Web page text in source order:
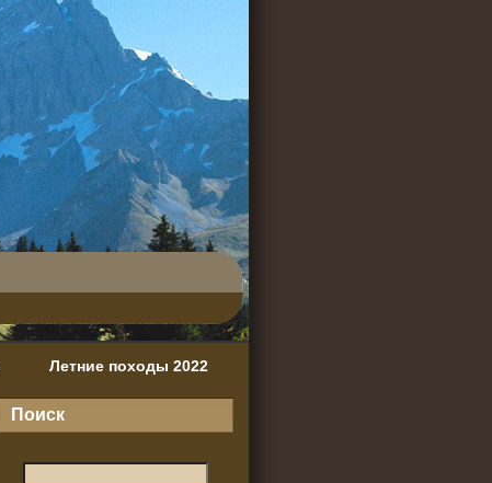
Летние походы 2022
Поиск